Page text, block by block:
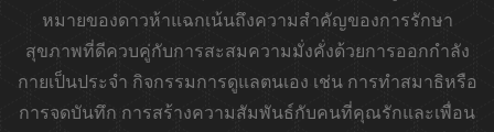
หมายของดาวห้าแฉกเน้นถึงความสำคัญของการรักษา
สุขภาพที่ดีควบคู่กับการสะสมความมั่งคั่งด้วยการออกกำลัง
กายเป็นประจำ กิจกรรมการดูแลตนเอง เช่น การทำสมาธิหรือ
การจดบันทึก การสร้างความสัมพันธ์กับคนที่คุณรักและเพื่อน